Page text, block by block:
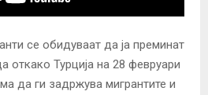
се обидуваат да ја преминат
откако Турција на 28 февруари
да ги задржува мигрантите и